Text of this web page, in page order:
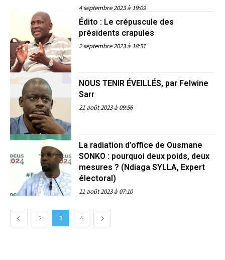
4 septembre 2023 à 19:09
Édito : Le crépuscule des
présidents crapules
2 septembre 2023 à 18:51
NOUS TENIR ÉVEILLÉS, par Felwine
Sarr
21 août 2023 à 09:56
La radiation d’office de Ousmane
SONKO : pourquoi deux poids, deux
mesures ? (Ndiaga SYLLA, Expert
électoral)
11 août 2023 à 07:10
2 3 4